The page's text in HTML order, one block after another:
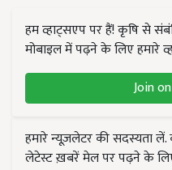
हम व्हाट्सएप पर हैं! कृषि से
मोबाइल में पढ़ने के लिए हमारे
Join
हमारे न्यूज़लेटर की सदस्यता
लेटेस्ट ख़बरें मेल पर पढ़ने के